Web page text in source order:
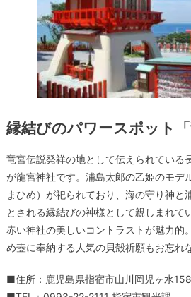
縁結びのパワースポット「
竜宮伝説発祥の地として伝えられている
が龍宮神社です。浦島太郎の乙姫のモデ
まひめ）が祀られており、海の守り神と
とされる縁結びの神様として親しまれて
赤い神社の美しいコントラストが魅力的
め壺に奉納する人気の貝殻祈願もお忘れ
■住所：鹿児島県指宿市山川岡児ヶ水